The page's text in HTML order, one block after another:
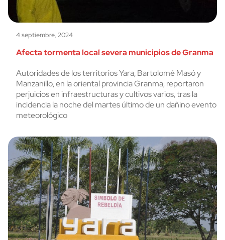
4 septiembre, 2024
Afecta tormenta local severa municipios de Granma
Autoridades de los territorios Yara, Bartolomé Masó y
Manzanillo, en la oriental provincia Granma, reportaron
perjuicios en infraestructuras y cultivos varios, tras la
incidencia la noche del martes último de un dañino evento
meteorológico